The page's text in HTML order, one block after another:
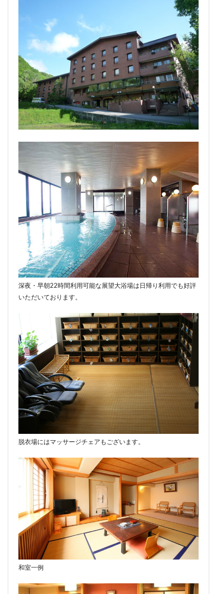
深夜・早朝22時間利用可能な展望大浴場は日帰り利用でも好評
いただいております。
脱衣場にはマッサージチェアもございます。
和室一例